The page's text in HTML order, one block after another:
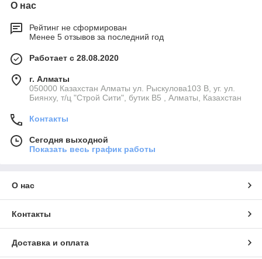
О нас
Рейтинг не сформирован
Менее 5 отзывов за последний год
Работает с 28.08.2020
г. Алматы
050000 Казахстан Алматы ул. Рыскулова103 В, уг. ул.
Биянху, т/ц "Строй Сити", бутик В5 , Алматы, Казахстан
Контакты
Сегодня выходной
Показать весь график работы
О нас
Контакты
Доставка и оплата